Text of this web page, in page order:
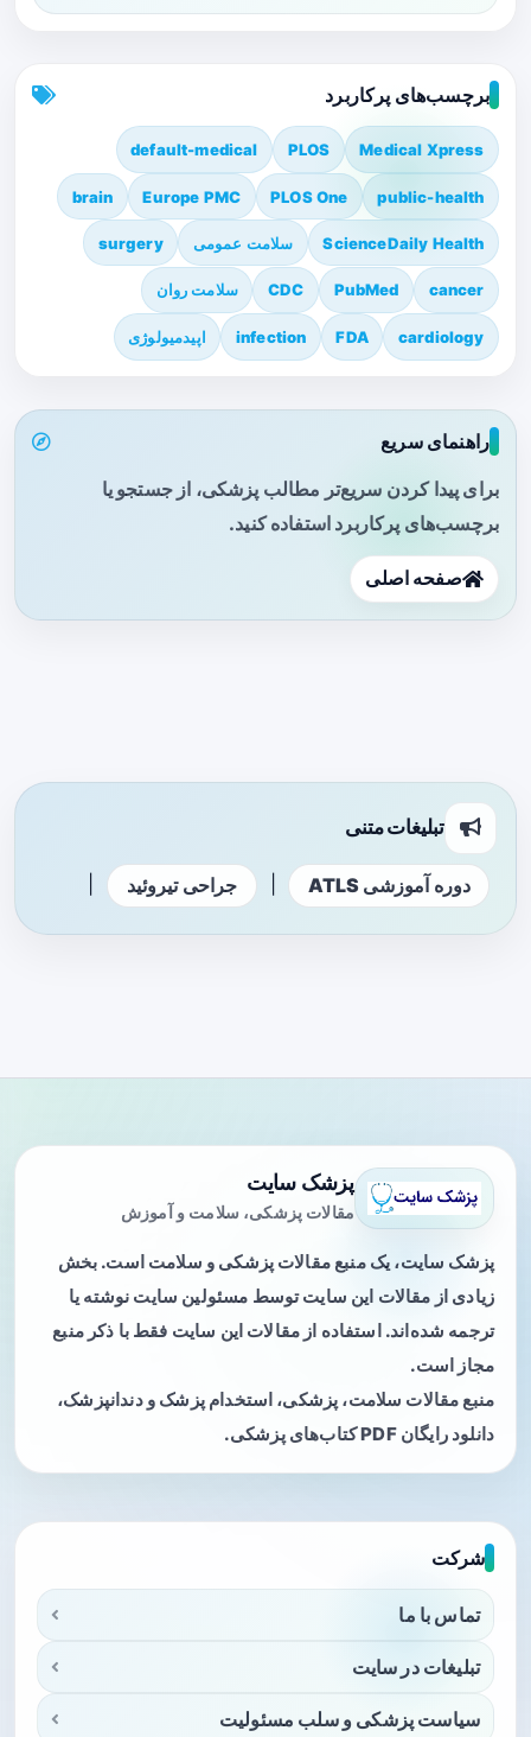
برچسب‌های پرکاربرد
Medical Xpress
PLOS
default-medical
public-health
PLOS One
Europe PMC
brain
ScienceDaily Health سلامت عمومی surgery
cancer
PubMed
CDC سلامت روان
cardiology
FDA
infection اپیدمیولوژی
راهنمای سریع
برای پیدا کردن سریع‌تر مطالب پزشکی، از جستجو یا
برچسب‌های پرکاربرد استفاده کنید.
صفحه اصلی
تبلیغات متنی
دوره آموزشی ATLS جراحی تیروئید
پزشک سایت
مقالات پزشکی، سلامت و آموزش
پزشک سایت، یک منبع مقالات پزشکی و سلامت است. بخش
زیادی از مقالات این سایت توسط مسئولین سایت نوشته یا
ترجمه شده‌اند. استفاده از مقالات این سایت فقط با ذکر منبع
مجاز است.
منبع مقالات سلامت، پزشکی، استخدام پزشک و دندانپزشک،
دانلود رایگان PDF کتاب‌های پزشکی.
شرکت
تماس با ما
تبلیغات در سایت
سیاست پزشکی و سلب مسئولیت